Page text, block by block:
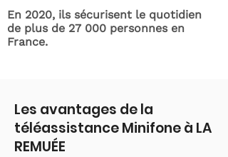
En 2020, ils sécurisent le quotidien
de plus de 27 000 personnes en
France.
Les avantages de la
téléassistance Minifone à LA
REMUÉE